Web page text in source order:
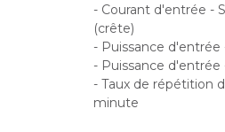
- Courant d'entrée -
(crête)
- Puissance d'entrée
- Puissance
- Taux de répétition
minute